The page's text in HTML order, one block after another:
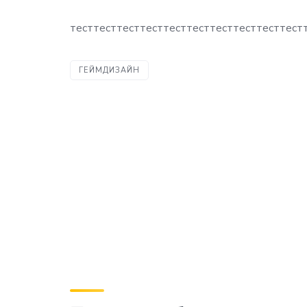
ГЕЙМДИЗАЙН